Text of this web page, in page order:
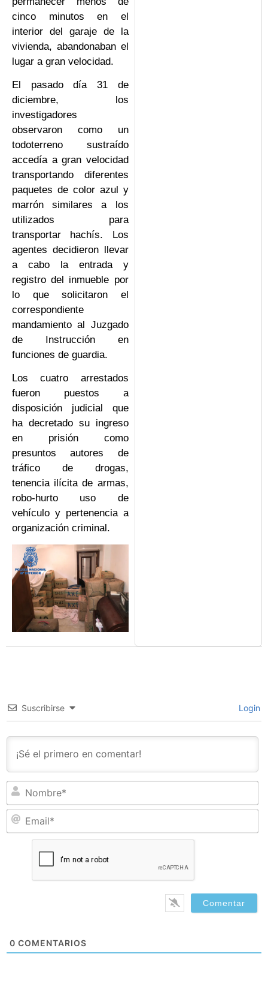
cinco minutos en el
interior del garaje de la
vivienda, abandonaban el
lugar a gran velocidad.
El pasado día 31 de
diciembre, los
investigadores
observaron como un
todoterreno sustraído
accedía a gran velocidad
transportando diferentes
paquetes de color azul y
marrón similares a los
utilizados para
transportar hachís. Los
agentes decidieron llevar
a cabo la entrada y
registro del inmueble por
lo que solicitaron el
correspondiente
mandamiento al Juzgado
de Instrucción en
funciones de guardia.
Los cuatro arrestados
fueron puestos a
disposición judicial que
ha decretado su ingreso
en prisión como
presuntos autores de
tráfico de drogas,
tenencia ilícita de armas,
robo-hurto uso de
vehículo y pertenencia a
organización criminal.
Suscribirse Login
0 COMENTARIOS